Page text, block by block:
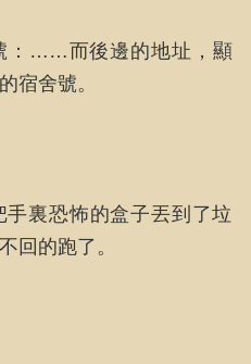
：……而後邊的地址，顯
宿舍號。
裏恐怖的盒子丟到了垃
回的跑了。